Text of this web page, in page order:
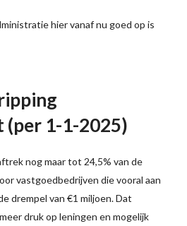
hier vanaf nu goed op is
(per 1-1-2025)
nog maar tot 24,5% van de
vastgoedbedrijven die vooral aan
drempel van €1 miljoen. Dat
druk op leningen en mogelijk